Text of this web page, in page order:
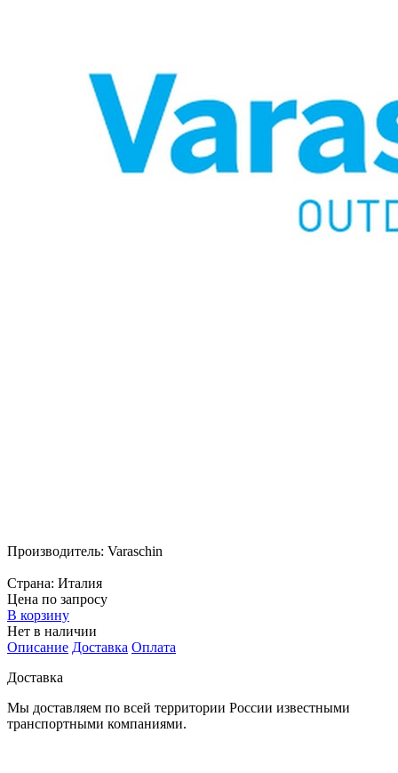
Производитель: Varaschin
Страна: Италия
Цена по запросу
В корзину
Нет в наличии
Описание Доставка Оплата
Доставка
Мы доставляем по всей территории России известными
транспортными компаниями.